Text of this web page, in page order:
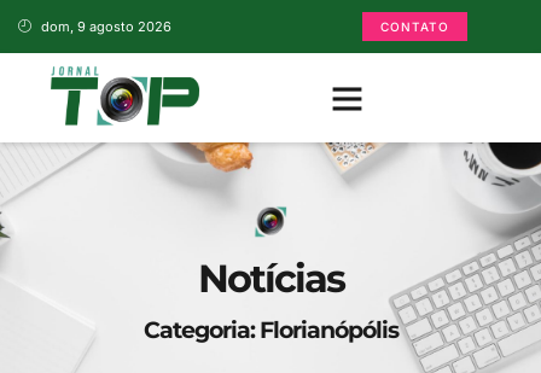
dom, 9 agosto 2026 CONTATO
Notícias
Categoria: Florianópólis